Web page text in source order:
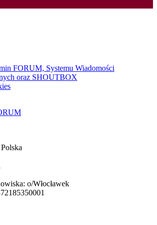
FORUM, Systemu Wiadomości
oraz SHOUTBOX
o/Włocławek